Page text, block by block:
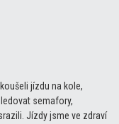
jízdu na kole,
semafory,
Jízdy jsme ve zdraví